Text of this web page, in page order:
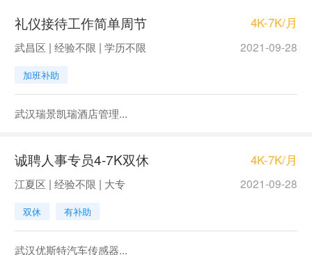
礼仪接待工作简单周节 4K-7K/月
武昌区 | 经验不限 | 学历不限 2021-09-28
加班补助
武汉瑞景凯瑞酒店管理...
诚聘人事专员4-7K双休 4K-7K/月
江夏区 | 经验不限 | 大专 2021-09-28
双休 有补助
武汉优斯特汽车传感器...